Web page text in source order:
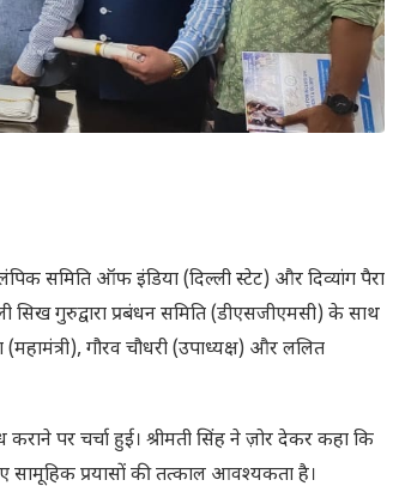
समिति ऑफ इंडिया (दिल्ली स्टेट) और दिव्यांग पैरा
गुरुद्वारा प्रबंधन समिति (डीएसजीएमसी) के साथ
गौरव चौधरी (उपाध्यक्ष) और ललित
पर चर्चा हुई। श्रीमती सिंह ने ज़ोर देकर कहा कि
सामूहिक प्रयासों की तत्काल आवश्यकता है।